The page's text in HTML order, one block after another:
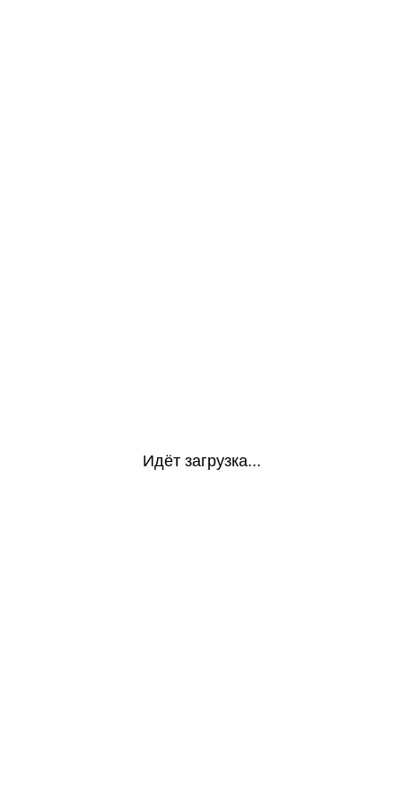
Идёт загрузка...